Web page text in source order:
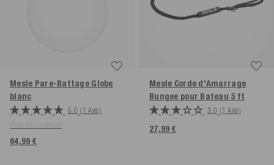
Mesle Pare-Battage Globe
blanc
5.0 (1 Avis)
64,99 €
Mesle Corde d'Amarrage
Bungee pour Bateau 5 ft
3.0 (1 Avis)
27,99 €